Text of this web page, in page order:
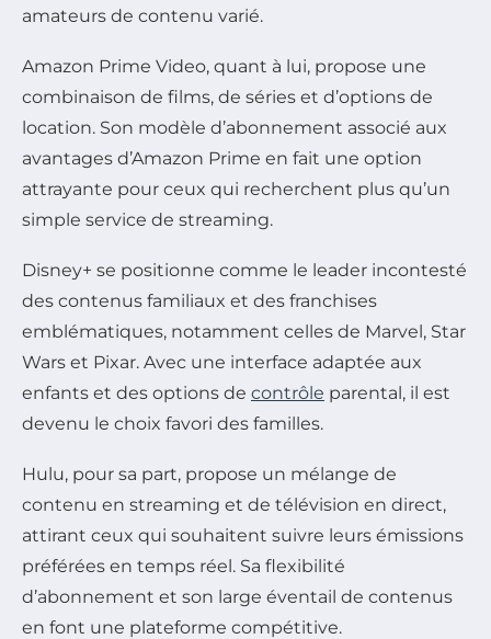
amateurs de contenu varié.
Amazon Prime Video, quant à lui, propose une
combinaison de films, de séries et d’options de
location. Son modèle d’abonnement associé aux
avantages d’Amazon Prime en fait une option
attrayante pour ceux qui recherchent plus qu’un
simple service de streaming.
Disney+ se positionne comme le leader incontesté
des contenus familiaux et des franchises
emblématiques, notamment celles de Marvel, Star
Wars et Pixar. Avec une interface adaptée aux
enfants et des options de contrôle parental, il est
devenu le choix favori des familles.
Hulu, pour sa part, propose un mélange de
contenu en streaming et de télévision en direct,
attirant ceux qui souhaitent suivre leurs émissions
préférées en temps réel. Sa flexibilité
d’abonnement et son large éventail de contenus
en font une plateforme compétitive.